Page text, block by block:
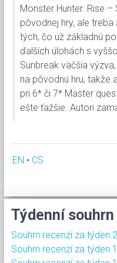
Monster Hunter: Rise
pôvodnej hry, ale
tých, čo už základnú
ďalších úlohách s
Sunbreak väčšia
na pôvodnú hru, takže
pri 6* či 7* Master
ešte ťažšie. Autori
EN • CS
Týdenní
Souhrn recenzí za týden
Souhrn recenzí za týden